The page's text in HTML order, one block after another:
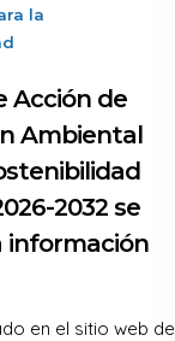
la
Acción de
Ambiental
2032 se
información
en el sitio web de